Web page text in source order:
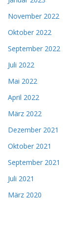
November 2022
Oktober 2022
September 2022
Juli 2022
Mai 2022
April 2022
März 2022
Dezember 2021
Oktober 2021
September 2021
Juli 2021
März 2020